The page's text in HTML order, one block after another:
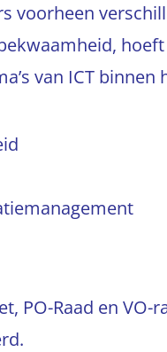
voorheen
van ICT binnen
PO-Raad en